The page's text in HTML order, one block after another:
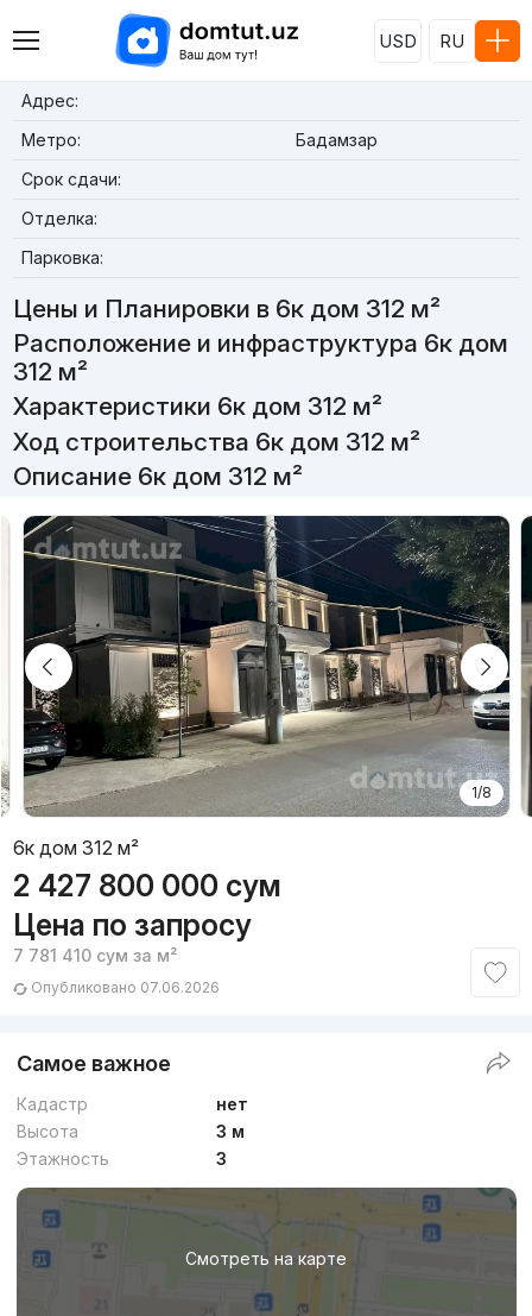
USD RU
Адрес:
Метро:
Бадамзар
Срок сдачи:
Отделка:
Парковка:
Цены и Планировки в 6к дом 312 м²
Расположение и инфраструктура 6к дом
312 м²
Характеристики 6к дом 312 м²
Ход строительства 6к дом 312 м²
Описание 6к дом 312 м²
1/8
6к дом 312 м²
2 427 800 000 сум
Цена по запросу
7 781 410 сум за м²
Опубликовано 07.06.2026
Самое важное
Кадастр
нет
Высота
3 м
Этажность
3
Смотреть на карте